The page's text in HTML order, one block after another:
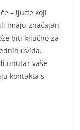
– ljude koji
imaju značajan
biti ključno za
uvida.
unutar vaše
kontakta s